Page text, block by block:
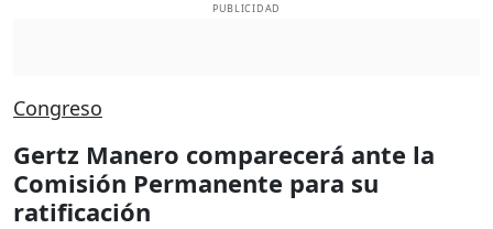
PUBLICIDAD
Congreso
Gertz Manero comparecerá ante la
Comisión Permanente para su
ratificación